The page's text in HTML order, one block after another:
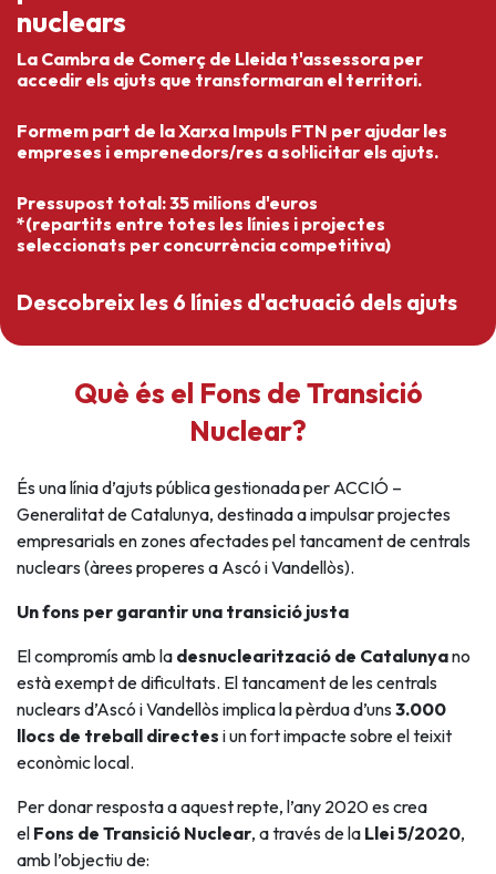
nuclears
La Cambra de Comerç de Lleida t'assessora per
accedir els ajuts que transformaran el territori.
Formem part de la Xarxa Impuls FTN per ajudar les
empreses i emprenedors/res a sol·licitar els ajuts.
Pressupost total:35 milions d'euros
*(repartits entre totes les línies i projectes
seleccionats per concurrència competitiva)
Descobreix les 6 línies d'actuació dels ajuts
Què és el Fons de Transició
Nuclear?
És una línia d’ajuts pública gestionada per ACCIÓ –
Generalitat de Catalunya, destinada a impulsar projectes
empresarials en zones afectades pel tancament de centrals
nuclears (àrees properes a Ascó i Vandellòs).
Un fons per garantir una transició justa
El compromís amb la desnuclearització de Catalunyano
està exempt de dificultats. El tancament de les centrals
nuclears d’Ascó i Vandellòs implica la pèrdua d’uns 3.000
llocs de treball directes i un fort impacte sobre el teixit
econòmic local.
Per donar resposta a aquest repte, l’any 2020 es crea
el Fons de Transició Nuclear, a través de la Llei 5/2020,
amb l’objectiu de: